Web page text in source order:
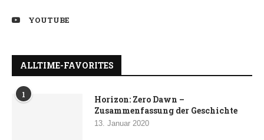
YOUTUBE
ALLTIME-FAVORITES
1
Horizon: Zero Dawn –
Zusammenfassung der Geschichte
13. Januar 2020